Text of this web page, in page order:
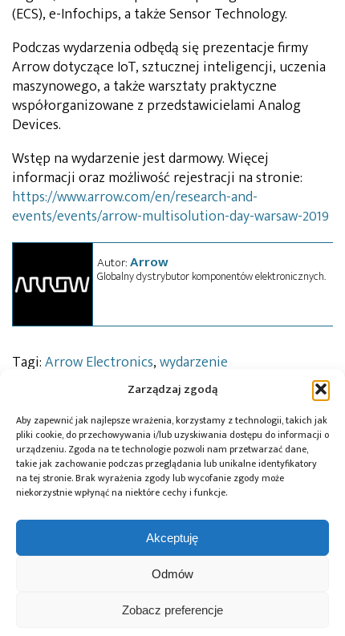
Zarządzaj zgodą
Aby zapewnić jak najlepsze wrażenia, korzystamy z technologii, takich jak
pliki cookie, do przechowywania i/lub uzyskiwania dostępu do informacji o
urządzeniu. Zgoda na te technologie pozwoli nam przetwarzać dane,
takie jak zachowanie podczas przeglądania lub unikalne identyfikatory
na tej stronie. Brak wyrażenia zgody lub wycofanie zgody może
niekorzystnie wpłynąć na niektóre cechy i funkcje.
Akceptuję
Odmów
Zobacz preferencje
(ECS), e-Infochips, a także Sensor Technology.
Podczas wydarzenia odbędą się prezentacje firmy
Arrow dotyczące IoT, sztucznej inteligencji, uczenia
maszynowego, a także warsztaty praktyczne
współorganizowane z przedstawicielami Analog
Devices.
Wstęp na wydarzenie jest darmowy. Więcej
informacji oraz możliwość rejestracji na stronie:
https://www.arrow.com/en/research-and-
events/events/arrow-multisolution-day-warsaw-2019
Autor:Arrow
Globalny dystrybutor komponentów elektronicznych.
Tagi:Arrow Electronics,wydarzenie
Przeczytaj również:
ICS wprowadza
10 lat Finder
Polska – jubileusz
z perspektywą
dalszego rozwoju
obudów